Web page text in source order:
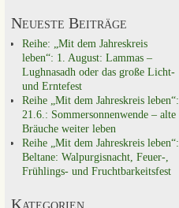
Neueste Beiträge
Reihe: „Mit dem Jahreskreis
leben“: 1. August: Lammas –
Lughnasadh oder das große Licht-
und Erntefest
Reihe „Mit dem Jahreskreis leben“:
21.6.: Sommersonnenwende – alte
Bräuche weiter leben
Reihe „Mit dem Jahreskreis leben“:
Beltane: Walpurgisnacht, Feuer-,
Frühlings- und Fruchtbarkeitsfest
Kategorien